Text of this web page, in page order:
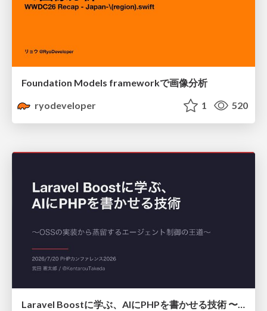
Foundation Models frameworkで画像分析
ryodeveloper
1 520
Laravel Boostに学ぶ、AIにPHPを書かせる技術 〜OSSの実装から蒸留するエージェント制御の王道〜